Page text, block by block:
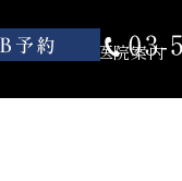
料金表 医院案内